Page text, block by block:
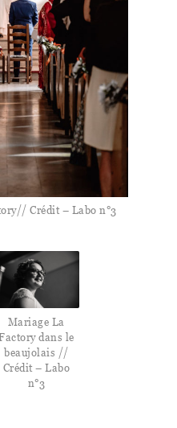
Crédit – Labo n°3
Mariage La
dans le
beaujolais //
Crédit – Labo
n°3